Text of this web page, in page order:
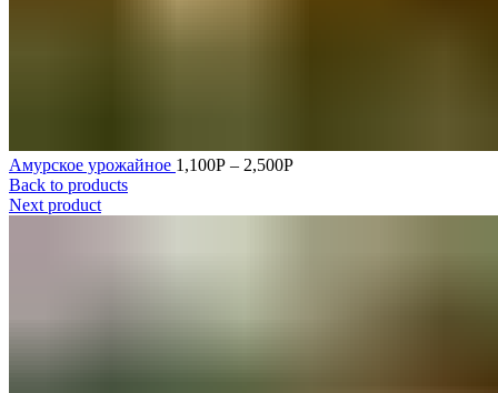
Амурское урожайное 1,100Р – 2,500Р
Back to products
Next product